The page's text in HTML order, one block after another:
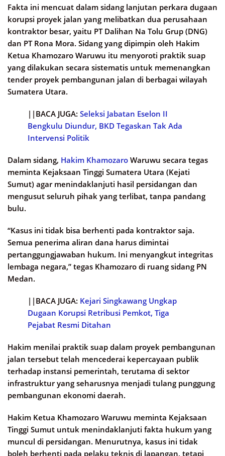
Fakta ini mencuat dalam sidang lanjutan perkara dugaan
korupsi proyek jalan yang melibatkan dua perusahaan
kontraktor besar, yaitu PT Dalihan Na Tolu Grup (DNG)
dan PT Rona Mora. Sidang yang dipimpin oleh Hakim
Ketua Khamozaro Waruwu itu menyoroti praktik suap
yang dilakukan secara sistematis untuk memenangkan
tender proyek pembangunan jalan di berbagai wilayah
Sumatera Utara.
||BACA JUGA: Seleksi Jabatan Eselon II
Bengkulu Diundur, BKD Tegaskan Tak Ada
Intervensi Politik
Dalam sidang, Hakim Khamozaro Waruwu secara tegas
meminta Kejaksaan Tinggi Sumatera Utara (Kejati
Sumut) agar menindaklanjuti hasil persidangan dan
mengusut seluruh pihak yang terlibat, tanpa pandang
bulu.
“Kasus ini tidak bisa berhenti pada kontraktor saja.
Semua penerima aliran dana harus dimintai
pertanggungjawaban hukum. Ini menyangkut integritas
lembaga negara,” tegas Khamozaro di ruang sidang PN
Medan.
||BACA JUGA: Kejari Singkawang Ungkap
Dugaan Korupsi Retribusi Pemkot, Tiga
Pejabat Resmi Ditahan
Hakim menilai praktik suap dalam proyek pembangunan
jalan tersebut telah mencederai kepercayaan publik
terhadap instansi pemerintah, terutama di sektor
infrastruktur yang seharusnya menjadi tulang punggung
pembangunan ekonomi daerah.
Hakim Ketua Khamozaro Waruwu meminta Kejaksaan
Tinggi Sumut untuk menindaklanjuti fakta hukum yang
muncul di persidangan. Menurutnya, kasus ini tidak
boleh berhenti pada pelaku teknis di lapangan, tetapi